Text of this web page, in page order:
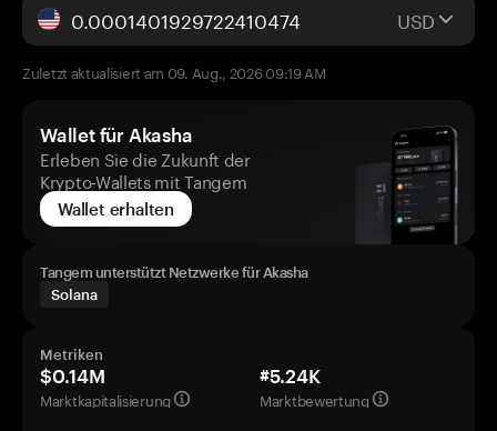
USD
Zuletzt aktualisiert am 09. Aug., 2026 09:19 AM
Wallet für Akasha
Erleben Sie die Zukunft der
Krypto-Wallets mit Tangem
Wallet erhalten
Tangem unterstützt Netzwerke für Akasha
Solana
Metriken
$0.14M
Marktkapitalisierung
#5.24K
Marktbewertung